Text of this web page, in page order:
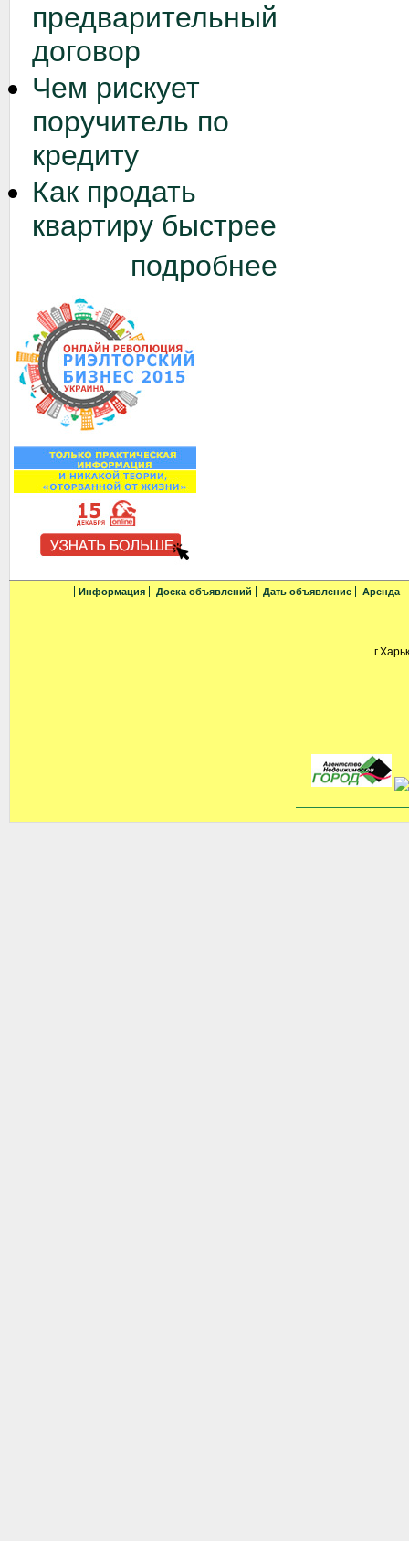
предварительный
договор
Чем рискует
поручитель по
кредиту
Как продать
квартиру быстрее
подробнее
Информация Доска объявлений Дать объявление Аренда